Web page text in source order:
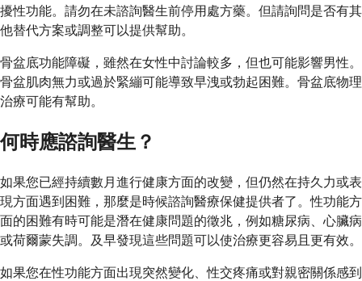
擾性功能。請勿在未諮詢醫生前停用處方藥。但請詢問是否有其
他替代方案或調整可以提供幫助。
骨盆底功能障礙，雖然在女性中討論較多，但也可能影響男性。
骨盆肌肉無力或過於緊繃可能導致早洩或勃起困難。骨盆底物理
治療可能有幫助。
何時應諮詢醫生？
如果您已經持續數月進行健康方面的改變，但仍然在持久力或表
現方面遇到困難，那麼是時候諮詢醫療保健提供者了。性功能方
面的困難有時可能是潛在健康問題的徵兆，例如糖尿病、心臟病
或荷爾蒙失調。及早發現這些問題可以使治療更容易且更有效。
如果您在性功能方面出現突然變化、性交疼痛或對親密關係感到